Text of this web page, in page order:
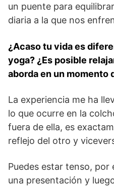
un puente para
diaria a la que nos
¿Acaso tu vida es
yoga? ¿Es posible
aborda en un momento
La experiencia me ha
lo que ocurre en la
fuera de ella, es
reflejo del otro y
Puedes estar tenso, por
una presentación y